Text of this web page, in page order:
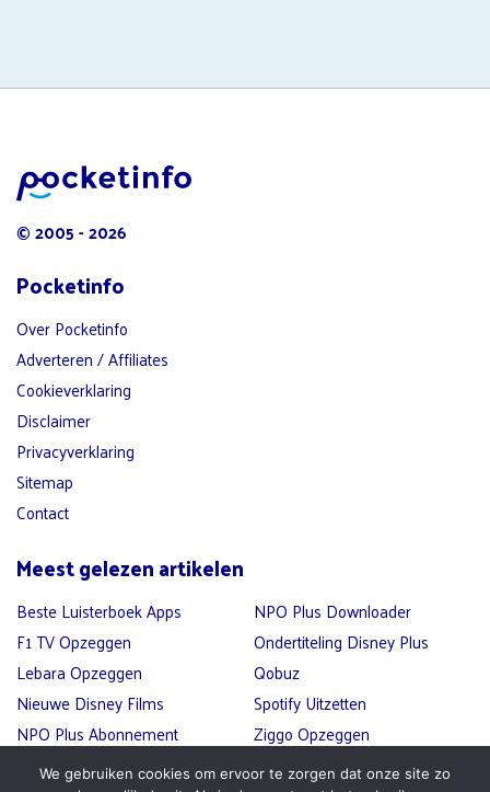
© 2005 - 2026
Pocketinfo
Over Pocketinfo
Adverteren / Affiliates
Cookieverklaring
Disclaimer
Privacyverklaring
Sitemap
Contact
Meest gelezen artikelen
Beste Luisterboek Apps
F1 TV Opzeggen
Lebara Opzeggen
Nieuwe Disney Films
NPO Plus Abonnement
Afsluiten
NPO Plus Downloader
Ondertiteling Disney Plus
Qobuz
Spotify Uitzetten
Ziggo Opzeggen
We gebruiken cookies om ervoor te zorgen dat onze site zo